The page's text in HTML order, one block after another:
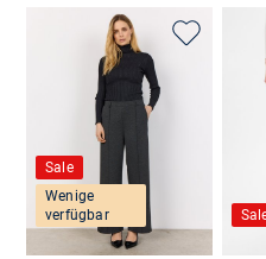
Sale
Wenige
verfügbar